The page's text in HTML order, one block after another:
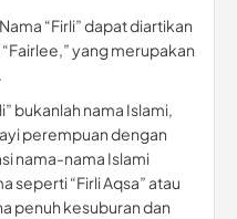
“Firli” dapat diartikan
yang merupakan
bukanlah nama Islami,
perempuan dengan
nama-nama Islami
seperti “Firli Aqsa” atau
penuh kesuburan dan